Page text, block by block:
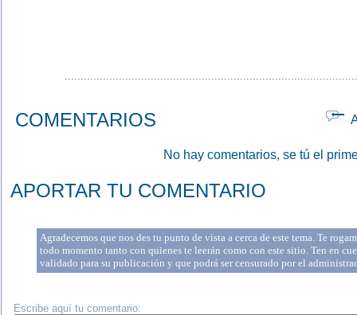
COMENTARIOS
No hay comentarios, se tú el
APORTAR TU COMENTARIO
Agradecemos que nos des tu punto de vista a cerca de este tema. Te
todo momento tanto con quienes te leerán como con este sitio. Ten en
validado para su publicación y que podrá ser censurado por el
Escribe aquí tu comentario: